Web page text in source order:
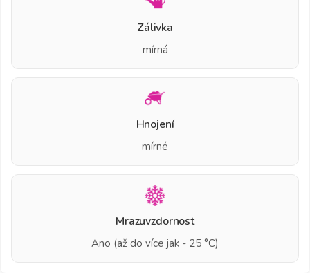
Zálivka
mírná
Hnojení
mírné
Mrazuvzdornost
Ano (až do více jak - 25 °C)